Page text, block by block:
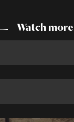
Watch more